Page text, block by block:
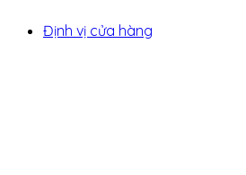
Định vị cửa hàng